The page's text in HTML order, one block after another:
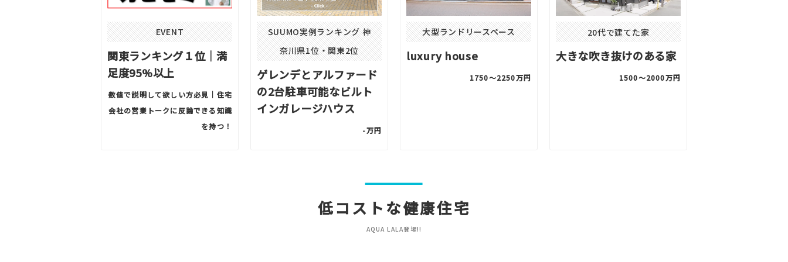
EVENT
関東ランキング１位｜満
足度95%以上
数値で説明して欲しい方必見｜住宅
会社の営業トークに反論できる知識
を持つ！
SUUMO実例ランキング 神
奈川県1位・関東2位
ゲレンデとアルファード
の2台駐車可能なビルト
インガレージハウス
-万円
大型ランドリースペース
luxury house
1750〜2250万円
20代で建てた家
大きな吹き抜けのある家
1500〜2000万円
低コストな健康住宅
AQUA LALA登場!!